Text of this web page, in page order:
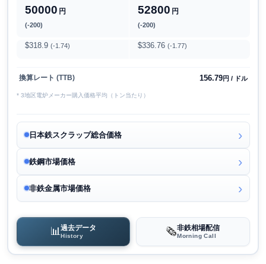
50000 円
(-200)
52800 円
(-200)
$318.9 (-1.74) $336.76 (-1.77)
換算レート (TTB) 156.79円 / ドル
* 3地区電炉メーカー購入価格平均（トン当たり）
日本鉄スクラップ総合価格
鉄鋼市場価格
非鉄金属市場価格
📊過去データ
History 🗞️非鉄相場配信
Morning Call